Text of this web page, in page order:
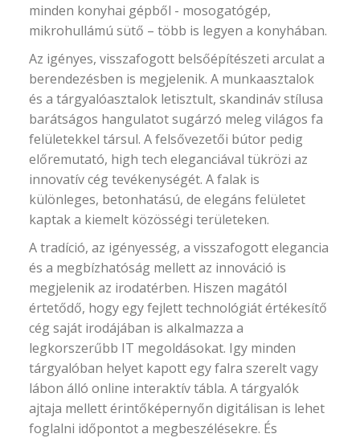
minden konyhai gépből - mosogatógép,
mikrohullámú sütő – több is legyen a konyhában.
Az igényes, visszafogott belsőépítészeti arculat a
berendezésben is megjelenik. A munkaasztalok
és a tárgyalóasztalok letisztult, skandináv stílusa
barátságos hangulatot sugárzó meleg világos fa
felületekkel társul. A felsővezetői bútor pedig
előremutató, high tech eleganciával tükrözi az
innovatív cég tevékenységét. A falak is
különleges, betonhatású, de elegáns felületet
kaptak a kiemelt közösségi területeken.
A tradíció, az igényesség, a visszafogott elegancia
és a megbízhatóság mellett az innováció is
megjelenik az irodatérben. Hiszen magától
értetődő, hogy egy fejlett technológiát értékesítő
cég saját irodájában is alkalmazza a
legkorszerűbb IT megoldásokat. Igy minden
tárgyalóban helyet kapott egy falra szerelt vagy
lábon álló online interaktív tábla. A tárgyalók
ajtaja mellett érintőképernyőn digitálisan is lehet
foglalni időpontot a megbeszélésekre. És